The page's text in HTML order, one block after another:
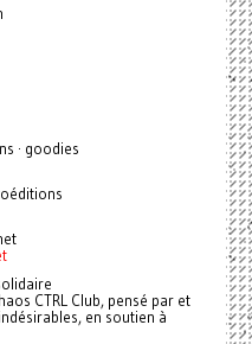
· goodies
CTRL Club, pensé par et
en soutien à